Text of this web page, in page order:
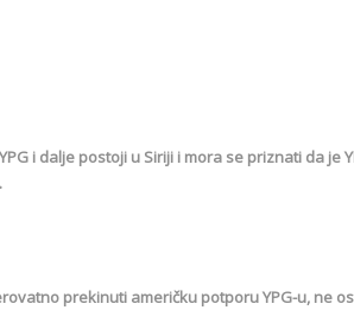
i dalje postoji u Siriji i mora se priznati da
prekinuti američku potporu YPG-u, ne